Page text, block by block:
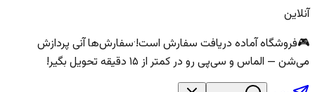
آنلاین
🎮فروشگاه آماده دریافت سفارش است!·سفارش‌ها آنی پردازش
می‌شن — الماس و سی‌پی رو در کمتر از ۱۵ دقیقه تحویل بگیر!